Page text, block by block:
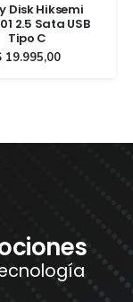
Disk Hiksemi
2.5 Sata USB
Tipo C
19.995,00